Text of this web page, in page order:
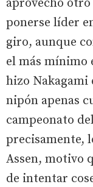
aprovechó
ponerse líder
giro, aunque
el más mínimo
hizo Nakagami
nipón apenas
campeonato
precisamente,
Assen, motivo
de intentar